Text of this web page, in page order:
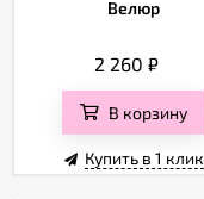
Велюр
2 260₽
В корзину
Купить в 1 клик